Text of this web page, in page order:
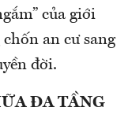
của giới
an cư sang
đời.
ĐA TẦNG